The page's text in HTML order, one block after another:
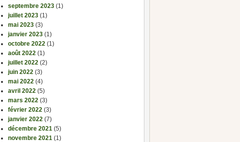
septembre 2023 (1)
juillet 2023 (1)
mai 2023 (3)
janvier 2023 (1)
octobre 2022 (1)
août 2022 (1)
juillet 2022 (2)
juin 2022 (3)
mai 2022 (4)
avril 2022 (5)
mars 2022 (3)
février 2022 (3)
janvier 2022 (7)
décembre 2021 (5)
novembre 2021 (1)